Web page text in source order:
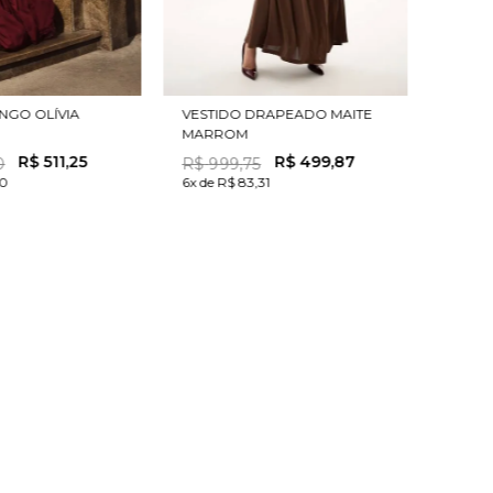
OLÍVIA
R$ 511,25
VESTIDO DRAPEADO MAITE
MARROM
R$ 999,75 R$ 499,87
6x de R$ 83,31